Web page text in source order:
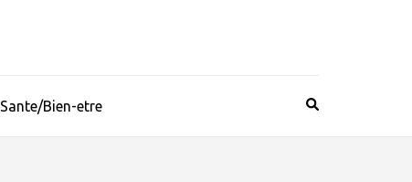
Sante/Bien-etre